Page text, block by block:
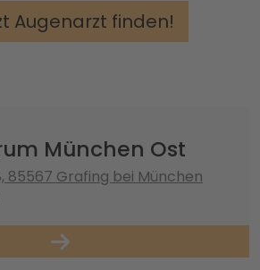
Augenarzt finden!
München Ost
85567 Grafing bei München